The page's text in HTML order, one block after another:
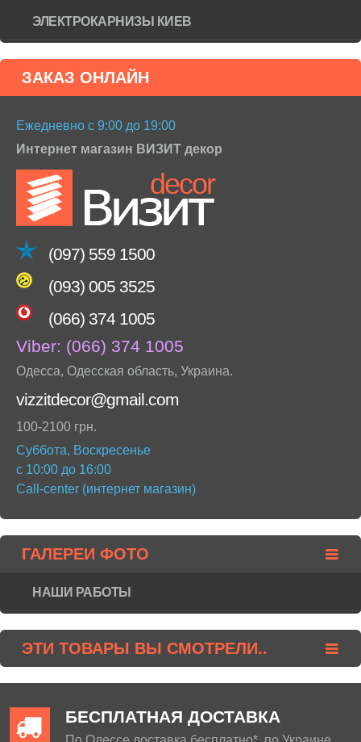
ЭЛЕКТРОКАРНИЗЫ КИЕВ
ЗАКАЗ ОНЛАЙН
Ежедневно с 9:00 до 19:00
Интернет магазин ВИЗИТ декор
(097) 559 1500
(093) 005 3525
(066) 374 1005
Viber: (066) 374 1005
Одесса, Одесская область, Украина.
vizzitdecor@gmail.com
100-2100 грн.
Суббота, Воскресенье
с 10:00 до 16:00
Call-center (интернет магазин)
ГАЛЕРЕИ ФОТО
НАШИ РАБОТЫ
ЭТИ ТОВАРЫ ВЫ СМОТРЕЛИ..
БЕСПЛАТНАЯ ДОСТАВКА